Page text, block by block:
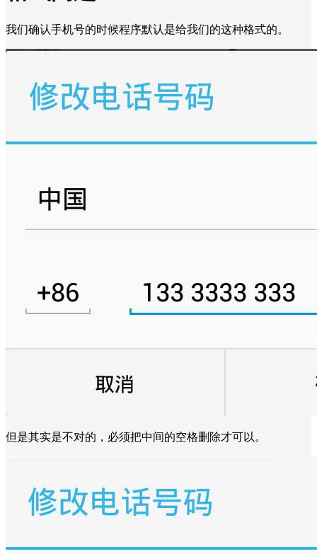
我们确认手机号的时候程序默认是给我们的这种格式的。
但是其实是不对的，必须把中间的空格删除才可以。